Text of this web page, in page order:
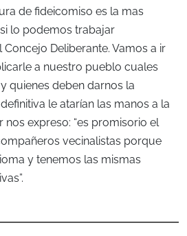
de fideicomiso es la mas
lo podemos trabajar
Deliberante. Vamos a ir
a nuestro pueblo cuales
quienes deben darnos la
le atarían las manos a la
nos expreso: “es promisorio el
vecinalistas porque
y tenemos las mismas